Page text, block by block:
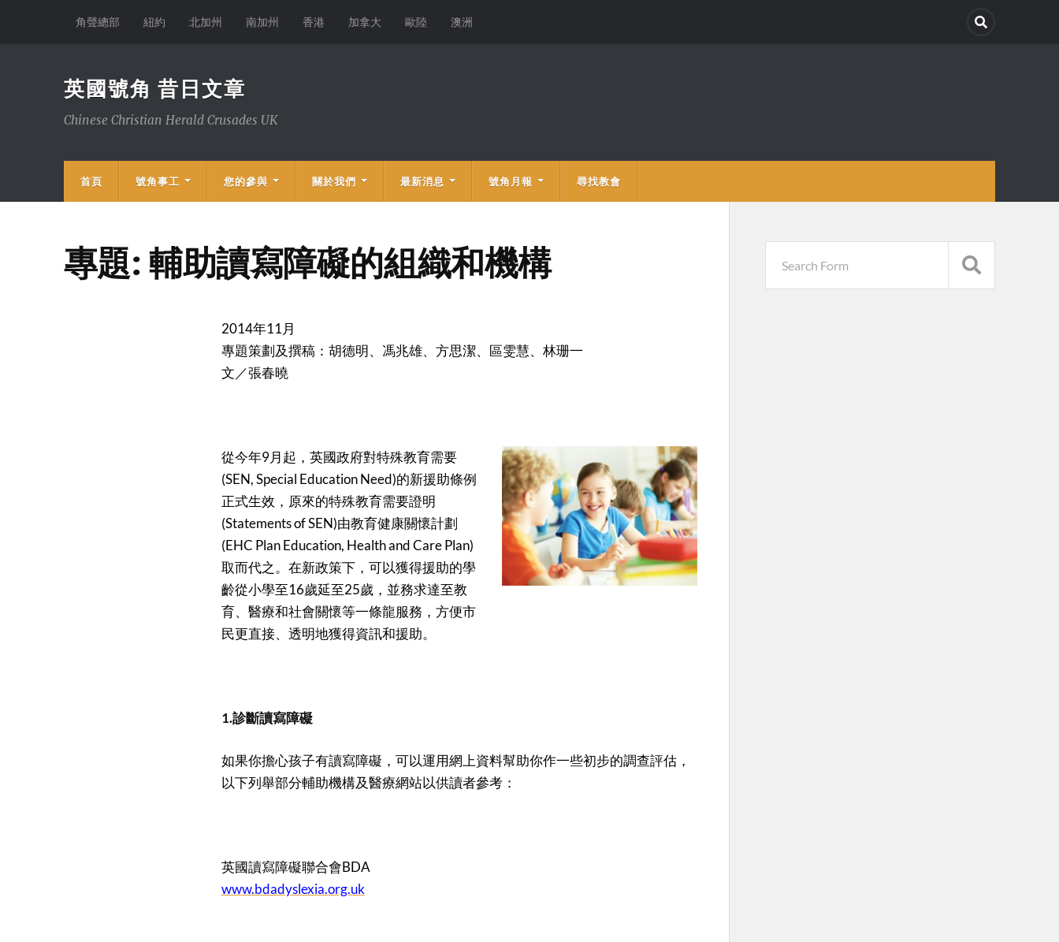
角聲總部 紐約 北加州 南加州 香港 加拿大 歐陸 澳洲
英國號角 昔日文章
Chinese Christian Herald Crusades UK
首頁 號角事工 您的參與 關於我們 最新消息 號角月報 尋找教會
專題: 輔助讀寫障礙的組織和機構
2014年11月
專題策劃及撰稿：胡德明、馮兆雄、方思潔、區雯慧、林珊一
文／張春曉
從今年9月起，英國政府對特殊教育需要
(SEN, Special Education Need)的新援助條例
正式生效，原來的特殊教育需要證明
(Statements of SEN)由教育健康關懷計劃
(EHC Plan Education, Health and Care Plan)
取而代之。在新政策下，可以獲得援助的學
齡從小學至16歲延至25歲，並務求達至教
育、醫療和社會關懷等一條龍服務，方便市
民更直接、透明地獲得資訊和援助。
1.診斷讀寫障礙
如果你擔心孩子有讀寫障礙，可以運用網上資料幫助你作一些初步的調查評估，
以下列舉部分輔助機構及醫療網站以供讀者參考：
英國讀寫障礙聯合會BDA
www.bdadyslexia.org.uk